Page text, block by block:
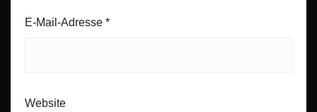
E-Mail-Adresse *
Website